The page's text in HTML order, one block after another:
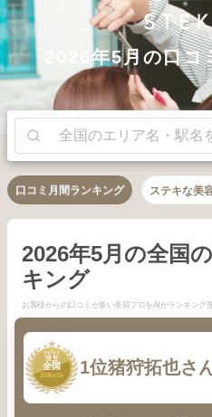
2026年5月の口
口コミ月間ランキング ステキな美
2026年5月の全国
キング
お客様からの口コミが多い美容プロをAIがランキング
1
全国
2026年 5月 1位猪狩拓也さ